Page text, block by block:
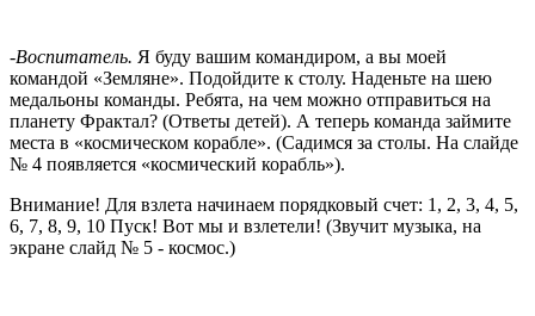
-Воспитатель. Я буду вашим командиром, а вы моей
командой «Земляне». Подойдите к столу. Наденьте на шею
медальоны команды. Ребята, на чем можно отправиться на
планету Фрактал? (Ответы детей). А теперь команда займите
места в «космическом корабле». (Садимся за столы. На слайде
№ 4 появляется «космический корабль»).
Внимание! Для взлета начинаем порядковый счет: 1, 2, 3, 4, 5,
6, 7, 8, 9, 10 Пуск! Вот мы и взлетели! (Звучит музыка, на
экране слайд № 5 - космос.)